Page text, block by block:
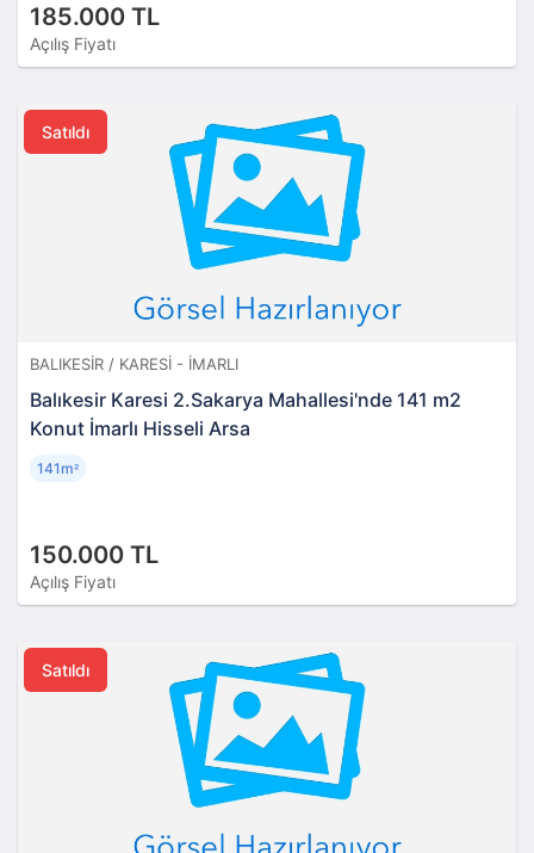
185.000 TL
Açılış Fiyatı
Satıldı
BALIKESIR / KARESI - İMARLI
Balıkesir Karesi 2.Sakarya Mahallesi'nde 141 m2
Konut İmarlı Hisseli Arsa
150.000 TL
Açılış Fiyatı
141m²
Satıldı